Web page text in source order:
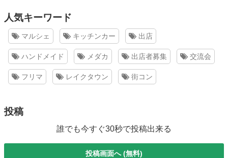
人気キーワード
マルシェ キッチンカー 出店
ハンドメイド メダカ 出店者募集 交流会
フリマ レイクタウン 街コン
投稿
誰でも今すぐ30秒で投稿出来る
投稿画面へ (無料)